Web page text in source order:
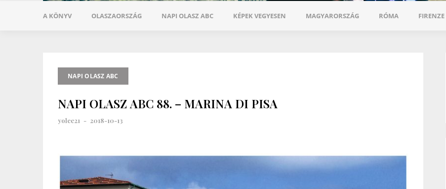
A KÖNYV OLASZAORSZÁG NAPI OLASZ ABC KÉPEK VEGYESEN MAGYARORSZÁG RÓMA FIRENZE
NAPI OLASZ ABC
NAPI OLASZ ABC 88. – MARINA DI PISA
yolee21 - 2018-10-13